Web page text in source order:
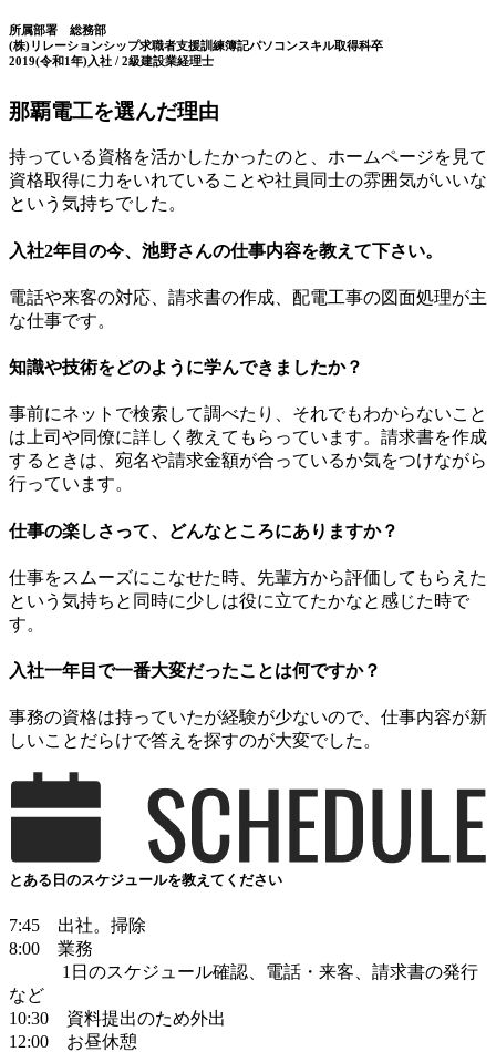
所属部署 総務部
(株)リレーションシップ求職者支援訓練簿記パソコンスキル取得科卒
2019(令和1年)入社 / 2級建設業経理士
那覇電工を選んだ理由
持っている資格を活かしたかったのと、ホームページを見て
資格取得に力をいれていることや社員同士の雰囲気がいいな
という気持ちでした。
入社2年目の今、池野さんの仕事内容を教えて下さい。
電話や来客の対応、請求書の作成、配電工事の図面処理が主
な仕事です。
知識や技術をどのように学んできましたか？
事前にネットで検索して調べたり、それでもわからないこと
は上司や同僚に詳しく教えてもらっています。請求書を作成
するときは、宛名や請求金額が合っているか気をつけながら
行っています。
仕事の楽しさって、どんなところにありますか？
仕事をスムーズにこなせた時、先輩方から評価してもらえた
という気持ちと同時に少しは役に立てたかなと感じた時で
す。
入社一年目で一番大変だったことは何ですか？
事務の資格は持っていたが経験が少ないので、仕事内容が新
しいことだらけで答えを探すのが大変でした。
とある日のスケジュールを教えてください
7:45 出社。掃除
8:00 業務
1日のスケジュール確認、電話・来客、請求書の発行
など
10:30 資料提出のため外出
12:00 お昼休憩